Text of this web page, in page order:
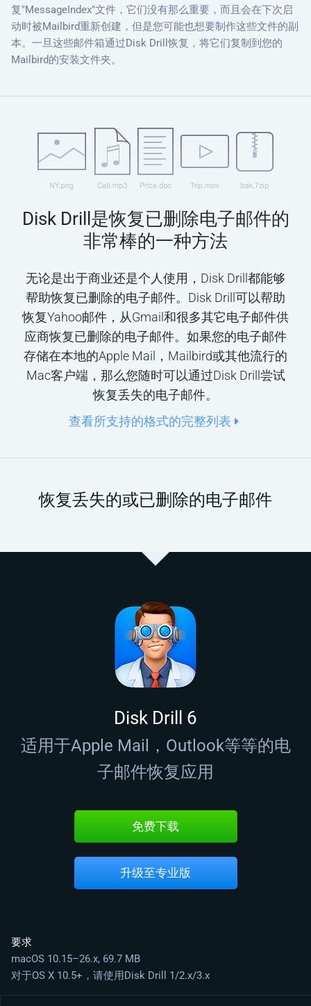
复"MessageIndex"文件，它们没有那么重要，而且会在下次启
动时被Mailbird重新创建，但是您可能也想要制作这些文件的副
本。一旦这些邮件箱通过Disk Drill恢复，将它们复制到您的
Mailbird的安装文件夹。
Disk Drill是恢复已删除电子邮件的
非常棒的一种方法
无论是出于商业还是个人使用，Disk Drill都能够
帮助恢复已删除的电子邮件。Disk Drill可以帮助
恢复Yahoo邮件，从Gmail和很多其它电子邮件供
应商恢复已删除的电子邮件。如果您的电子邮件
存储在本地的Apple Mail，Mailbird或其他流行的
Mac客户端，那么您随时可以通过Disk Drill尝试
恢复丢失的电子邮件。
查看所支持的格式的完整列表
恢复丢失的或已删除的电子邮件
Disk Drill 6
适用于Apple Mail，Outlook等等的电
子邮件恢复应用
免费下载
升级至专业版
要求
macOS 10.15–26.x, 69.7 MB
对于OS X 10.5+，请使用Disk Drill 1/2.x/3.x